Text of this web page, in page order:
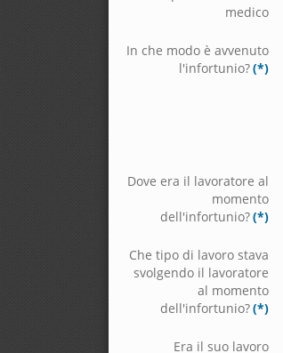
medico
In che modo è avvenuto
l'infortunio?(*)
Dove era il lavoratore al
momento
dell'infortunio?(*)
Che tipo di lavoro stava
svolgendo il lavoratore
al momento
dell'infortunio?(*)
Era il suo lavoro